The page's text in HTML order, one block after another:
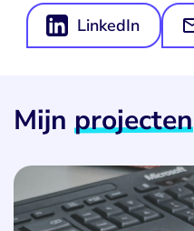
LinkedIn
Mijn projecten